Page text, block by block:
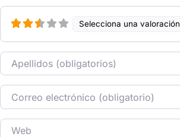
Selecciona una valoración
Nombre
Correo electrónico
Web